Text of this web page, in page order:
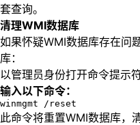
套查询。
清理WMI数据库
如果怀疑WMI数据库存在问
库：
以管理员身份打开命令提示符
输入以下命令：
winmgmt /reset
此命令将重置WMI数据库，